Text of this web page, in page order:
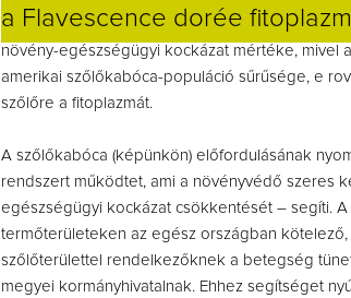
a Flavescence dorée
növény-egészségügyi kockázat mértéke, mivel
amerikai szőlőkabóca-populáció sűrűsége, e
szőlőre a fitoplazmát.
A szőlőkabóca (képünkön) előfordulásának
rendszert működtet, ami a növényvédő szeres
egészségügyi kockázat csökkentését – segíti.
termőterületeken az egész országban
szőlőterülettel rendelkezőknek a betegség
megyei kormányhivatalnak. Ehhez segítséget